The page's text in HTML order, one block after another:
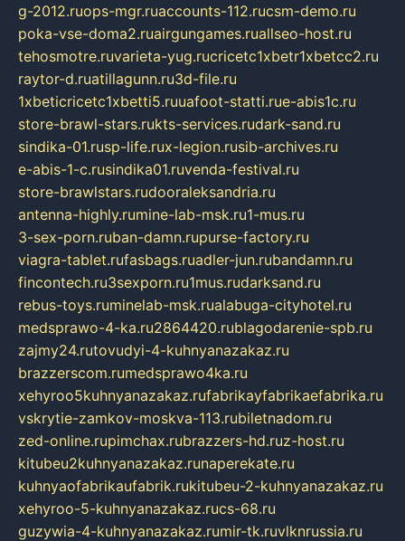
g-2012.ruops-mgr.ruaccounts-112.rucsm-demo.ru
poka-vse-doma2.ruairgungames.ruallseo-host.ru
tehosmotre.ruvarieta-yug.rucricetc1xbetr1xbetcc2.ru
raytor-d.ruatillagunn.ru3d-file.ru
1xbeticricetc1xbetti5.ruuafoot-statti.rue-abis1c.ru
store-brawl-stars.rukts-services.rudark-sand.ru
sindika-01.rusp-life.rux-legion.rusib-archives.ru
e-abis-1-c.rusindika01.ruvenda-festival.ru
store-brawlstars.rudooraleksandria.ru
antenna-highly.rumine-lab-msk.ru1-mus.ru
3-sex-porn.ruban-damn.rupurse-factory.ru
viagra-tablet.rufasbags.ruadler-jun.rubandamn.ru
fincontech.ru3sexporn.ru1mus.rudarksand.ru
rebus-toys.ruminelab-msk.rualabuga-cityhotel.ru
medsprawo-4-ka.ru2864420.rublagodarenie-spb.ru
zajmy24.rutovudyi-4-kuhnyanazakaz.ru
brazzerscom.rumedsprawo4ka.ru
xehyroo5kuhnyanazakaz.rufabrikayfabrikaefabrika.ru
vskrytie-zamkov-moskva-113.rubiletnadom.ru
zed-online.rupimchax.rubrazzers-hd.ruz-host.ru
kitubeu2kuhnyanazakaz.runaperekate.ru
kuhnyaofabrikaufabrik.rukitubeu-2-kuhnyanazakaz.ru
xehyroo-5-kuhnyanazakaz.rucs-68.ru
guzywia-4-kuhnyanazakaz.rumir-tk.ruvlknrussia.ru